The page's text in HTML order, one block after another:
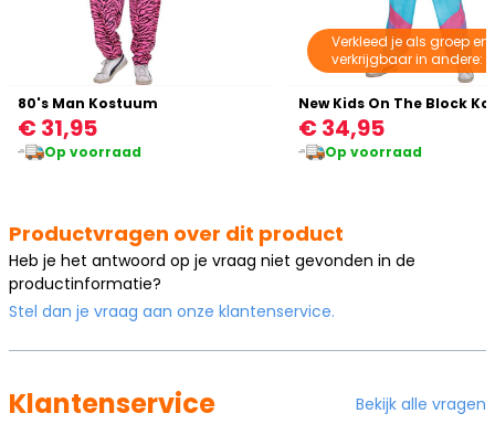
80's Man Kostuum
€ 31,95
Op voorraad
Verkleed je als groep en
verkrijgbaar in andere:
New Kids On The Block
€ 34,95
Op voorraad
Productvragen over dit product
Heb je het antwoord op je vraag niet gevonden in de
productinformatie?
Stel dan je vraag aan onze klantenservice.
Klantenservice Bekijk alle vragen